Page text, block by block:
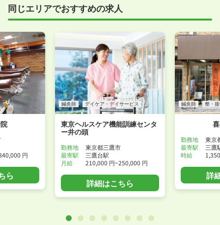
事前に確認することは可能ですので、お気軽にお申し
付けください！
同じエリアでおすすめの求人
円
ら
鍼灸師 デイケア・デイサービス
東京ヘルスケア機能訓練センタ
ー井の頭
勤務地
東京都三鷹市
最寄駅
三鷹台駅
月給
210,000 円~250,000 円
詳細はこちら
鍼灸師 整・
勤務地
東京
最寄駅
三鷹
時給
詳